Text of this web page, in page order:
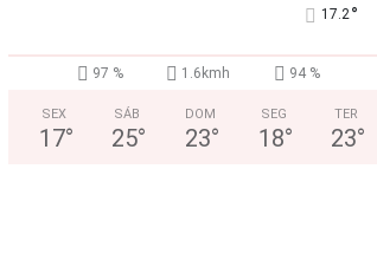
17.2°
97 % 1.6kmh 94 %
SEX
17°
SÁB
25°
DOM
23°
SEG
18°
TER
23°